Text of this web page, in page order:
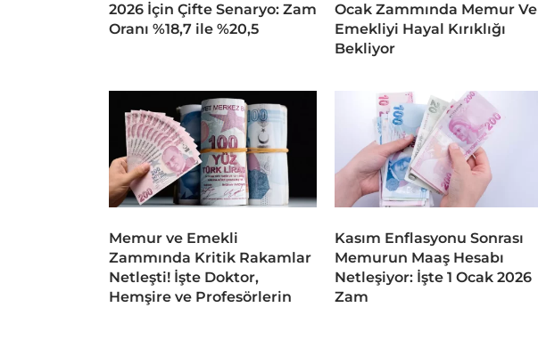
2026 İçin Çifte Senaryo: Zam
Oranı %18,7 ile %20,5
Ocak Zammında Memur Ve
Emekliyi Hayal Kırıklığı
Bekliyor
Memur ve Emekli
Zammında Kritik Rakamlar
Netleşti! İşte Doktor,
Hemşire ve Profesörlerin
Kasım Enflasyonu Sonrası
Memurun Maaş Hesabı
Netleşiyor: İşte 1 Ocak 2026
Zam